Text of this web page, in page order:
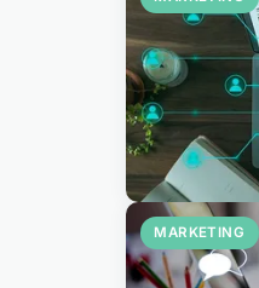
MARKETING